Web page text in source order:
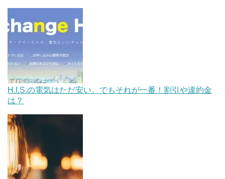
H.I.S.の電気はただ安い。でもそれが一番！割引や違約金
は？